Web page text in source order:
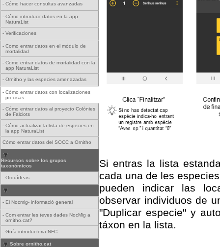
- Cómo hacer consultas avanzadas
- Cómo introducir datos en la app
NaturaList
- Verificaciones
- Como entrar datos en el módulo de
mortalidad
- Como entrar datos de mortalidad con la
app NaturaList
- Ornitho y las especies amenazadas
- Cómo entrar datos con localizaciones
precisas
- Cómo entrar datos al proyecto Colònies
de Falciots
- Cómo actualizar la lista de especies en
la app NaturaList
Cómo entrar datos del SOCC a Ornitho
Recursos sobre los grupos
taxonómicos
- Orquídeas
- El Nocmig- informació general
- Com entrar les teves dades NocMig a
ornitho.cat?
- Guía introductoria NFC
Sobre ornitho.cat
Si entras la lista
cada una de les
pueden indicar las
observar individuos de
"Duplicar especie" y
táxon en la lista.